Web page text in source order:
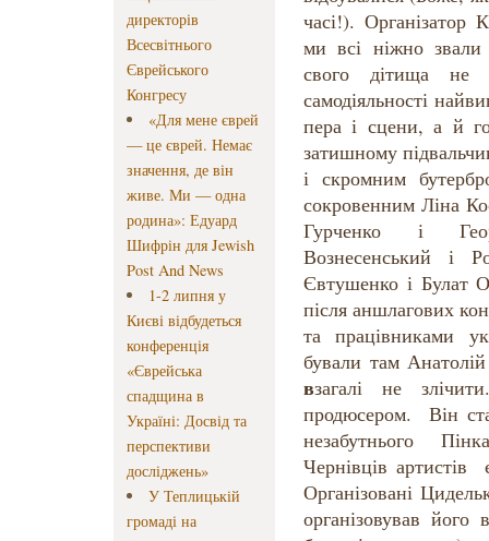
директорів
Всесвітнього
Єврейського
Конгресу
«Для мене єврей
— це єврей. Немає
значення, де він
живе. Ми — одна
родина»: Едуард
Шифрін для Jewish
Post And News
1-2 липня у
Києві відбудеться
конференція
«Єврейська
спадщина в
Україні: Досвід та
перспективи
досліджень»
У Теплицькій
громаді на
часі!). Організатор
ми всі ніжно звали
свого дітища не
самодіяльності
пера і сцени, а й
затишному
і скромним
сокровенним Ліна
Гурченко і
Вознесенський і
Євтушенко і Булат
після аншлагових
та працівниками
бували там
взагалі не
продюсером. Він
незабутнього
Чернівців артистів
Організовані
організовував його